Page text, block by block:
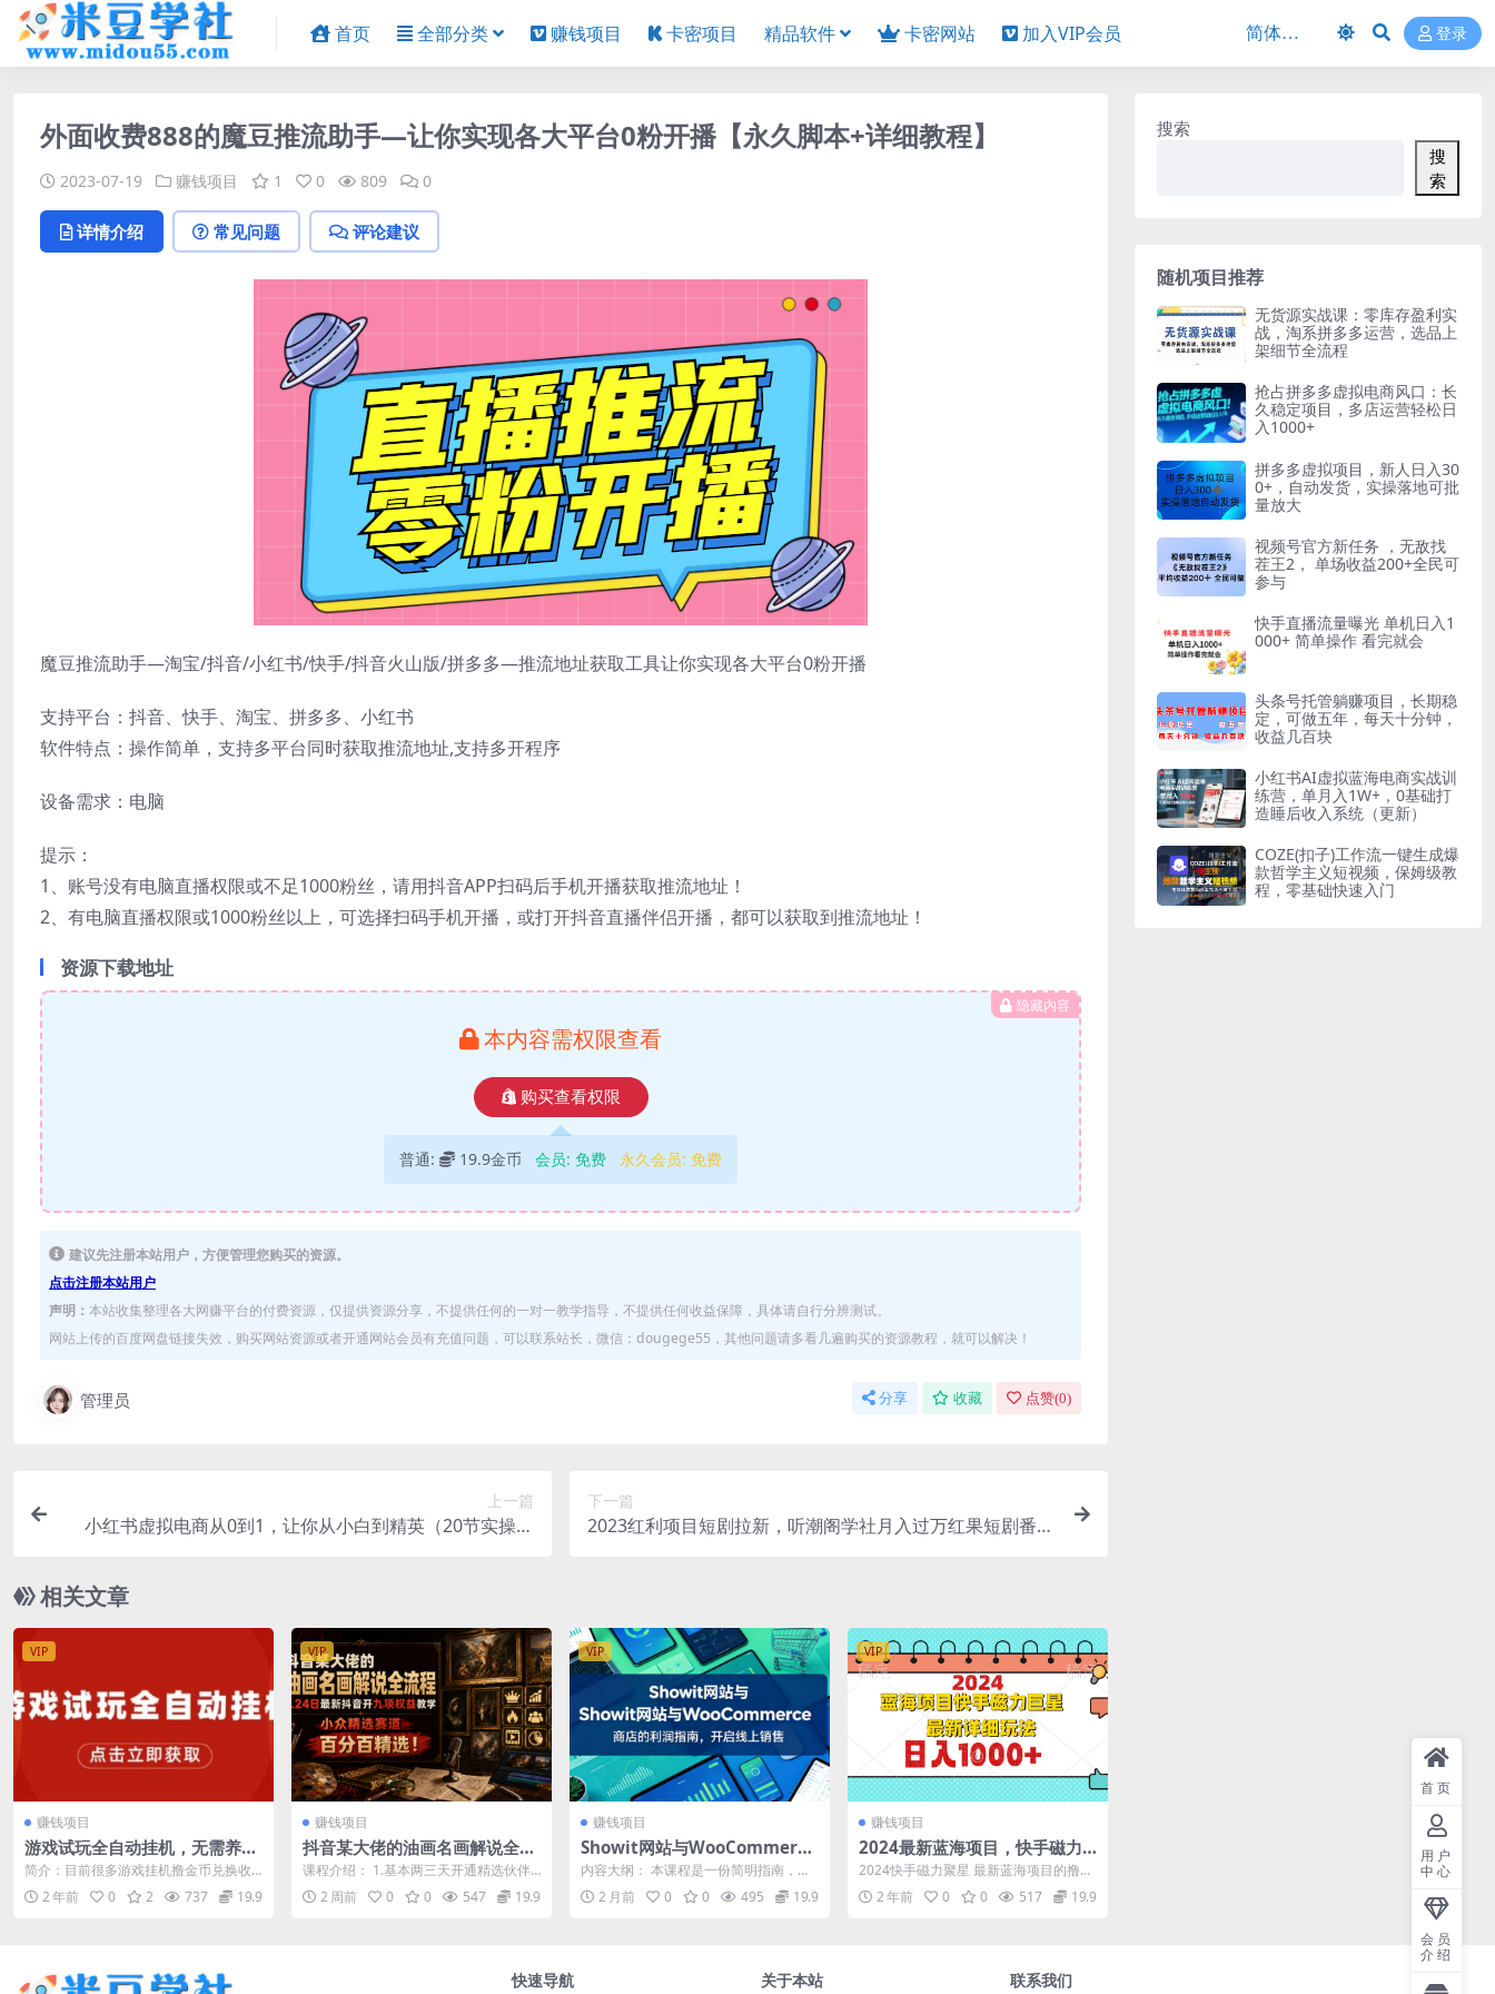
首页 全部分类 赚钱项目 卡密项目 精品软件 卡密网站 加入VIP会员 登录
外面收费888的魔豆推流助手—让你实现各大平台0粉开播【永久脚本+详细教程】
2023-07-19 赚钱项目 1 0 809 0
详情介绍 常见问题 评论建议
魔豆推流助手—淘宝/抖音/小红书/快手/抖音火山版/拼多多—推流地址获取工具让你实现各大平台0粉开播
支持平台：抖音、快手、淘宝、拼多多、小红书
软件特点：操作简单，支持多平台同时获取推流地址,支持多开程序
设备需求：电脑
提示：
1、账号没有电脑直播权限或不足1000粉丝，请用抖音APP扫码后手机开播获取推流地址！
2、有电脑直播权限或1000粉丝以上，可选择扫码手机开播，或打开抖音直播伴侣开播，都可以获取到推流地址！
资源下载地址
隐藏内容
本内容需权限查看
购买查看权限
普通: 19.9金币 会员: 免费 永久会员: 免费
建议先注册本站用户，方便管理您购买的资源。
点击注册本站用户
声明： 本站收集整理各大网赚平台的付费资源，仅提供资源分享，不提供任何的一对一教学指导，不提供任何收益保障，具体请自行分辨测试。
网站上传的百度网盘链接失效，购买网站资源或者开通网站会员有充值问题，可以联系站长，微信：dougege55，其他问题请多看几遍购买的资源教程，就可以解决！
管理员 分享 收藏 点赞(0)
上一篇
小红书虚拟电商从0到1，让你从小白到精英（20节实操课
下一篇
2023红利项目短剧拉新，听潮阁学社月入过万红果短剧番茄
相关文章
VIP
赚钱项目
游戏试玩全自动挂机，无需养
机，手机越多收益越高，单机日
收益25元左右
简介：目前很多游戏挂机撸金币兑换收
益的项目，但是这种金币的项目，撸几
天就需要养机...
2 年前 0 2 737 19.9
VIP
赚钱项目
抖音某大佬的油画名画解说全流
程，7.24日最新抖音开九项权益
教学，小众精选赛道，百分百精
选！（更新0728）
课程介绍： 1.基本两三天开通精选伙伴
计划两个权益 2.一周就可以把九项权益
全部...2 周前 0 0 547 19.9
VIP
赚钱项目
Showit网站与WooCommerce
商店的利润指南，开启线上销售
【原创双语字幕】
内容大纲： 本课程是一份简明指南，教
您将Showit网站与WooCommerce...
2 月前 0 0 495 19.9
VIP
赚钱项目
2024最新蓝海项目，快手磁力
巨星最新最详细玩法
2024快手磁力聚星 最新蓝海项目的撸金
玩法更新啦！这个变现方式挺简单的，
就是发...
2 年前 0 0 517 19.9
搜索
搜
索
随机项目推荐
无货源实战课：零库存盈利实
战，淘系拼多多运营，选品上
架细节全流程
抢占拼多多虚拟电商风口：长
久稳定项目，多店运营轻松日
入1000+
拼多多虚拟项目，新人日入30
0+，自动发货，实操落地可批
量放大
视频号官方新任务 ，无敌找
茬王2， 单场收益200+全民可
参与
快手直播流量曝光 单机日入1
000+ 简单操作 看完就会
头条号托管躺赚项目，长期稳
定，可做五年，每天十分钟，
收益几百块
小红书AI虚拟蓝海电商实战训
练营，单月入1W+，0基础打
造睡后收入系统（更新）
COZE(扣子)工作流一键生成爆
款哲学主义短视频，保姆级教
程，零基础快速入门
快速导航 关于本站 联系我们
首页
用户
中心
会员
介绍